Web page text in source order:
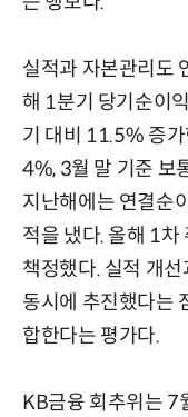
실적과 자본관리도
해 1분기 당기순이
기 대비 11.5% 증
4%, 3월 말 기준 보
지난해에는 연결순
적을 냈다. 올해 1
책정했다. 실적 개
동시에 추진했다는
합한다는 평가다.
KB금융 회추위는 7